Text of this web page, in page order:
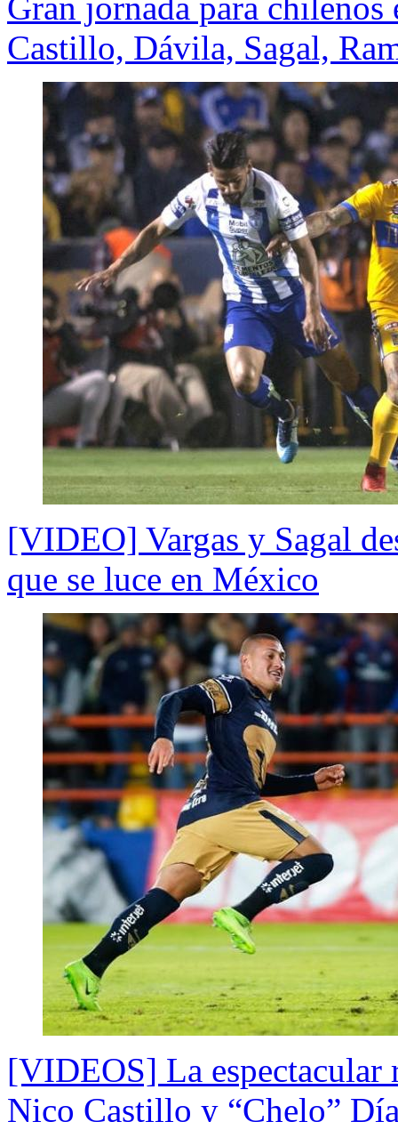
Castillo, Dávila, Sagal,
[VIDEO] Vargas y Sagal
que se luce en México
[VIDEOS] La espectacular
Nico Castillo y “Chelo”